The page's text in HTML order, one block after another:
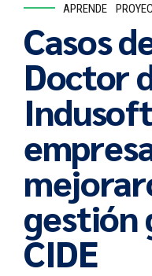
APRENDE
Casos
Doctor
gestión
CIDE